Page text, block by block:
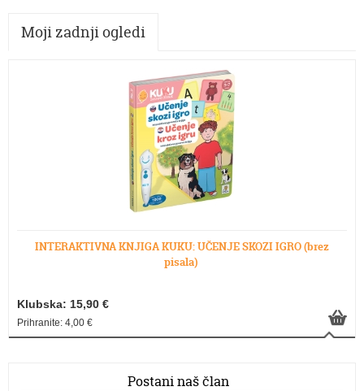
Moji zadnji ogledi
INTERAKTIVNA KNJIGA KUKU: UČENJE SKOZI IGRO (brez
pisala)
Klubska: 15,90 €
Prihranite: 4,00 €
Postani naš član